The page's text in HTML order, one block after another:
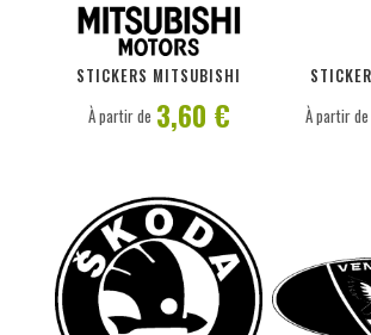
STICKERS MITSUBISHI
PERSONNALISER
À partir de 3,60 € À partir de